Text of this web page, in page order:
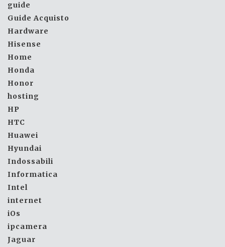
guide
Guide Acquisto
Hardware
Hisense
Home
Honda
Honor
hosting
HP
HTC
Huawei
Hyundai
Indossabili
Informatica
Intel
internet
iOs
ipcamera
Jaguar